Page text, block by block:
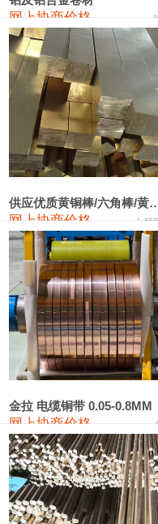
1#铬
553#硅
441#硅
3303#硅
2202#硅
金属硅3303#-2202#
漆包线
磷铜合金
无氧铜丝(硬)
R410A专用紫铜管
铸造铝合金锭(A380）
铝合金ADC12
铸造铝合金锭(ZL102)
网上协商价格
供应优质黄铜棒/六
网上协商价格 十堰
金拉 电缆铜带 0.05-0.8MM
网上协商价格